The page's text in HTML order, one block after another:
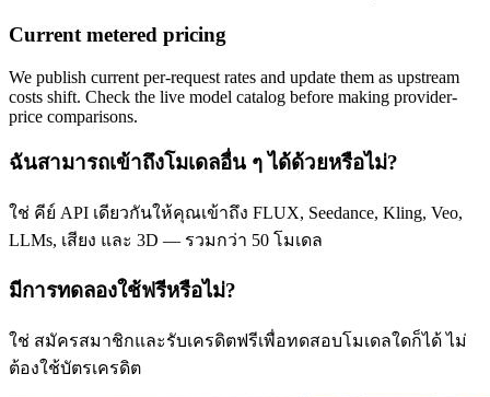
Current metered pricing
We publish current per-request rates and update them as upstream
costs shift. Check the live model catalog before making provider-
price comparisons.
ฉันสามารถเข้าถึงโมเดลอื่น ๆ ได้ด้วยหรือไม่?
ใช่ คีย์ API เดียวกันให้คุณเข้าถึง FLUX, Seedance, Kling, Veo,
LLMs, เสียง และ 3D — รวมกว่า 50 โมเดล
มีการทดลองใช้ฟรีหรือไม่?
ใช่ สมัครสมาชิกและรับเครดิตฟรีเพื่อทดสอบโมเดลใดก็ได้ ไม่
ต้องใช้บัตรเครดิต